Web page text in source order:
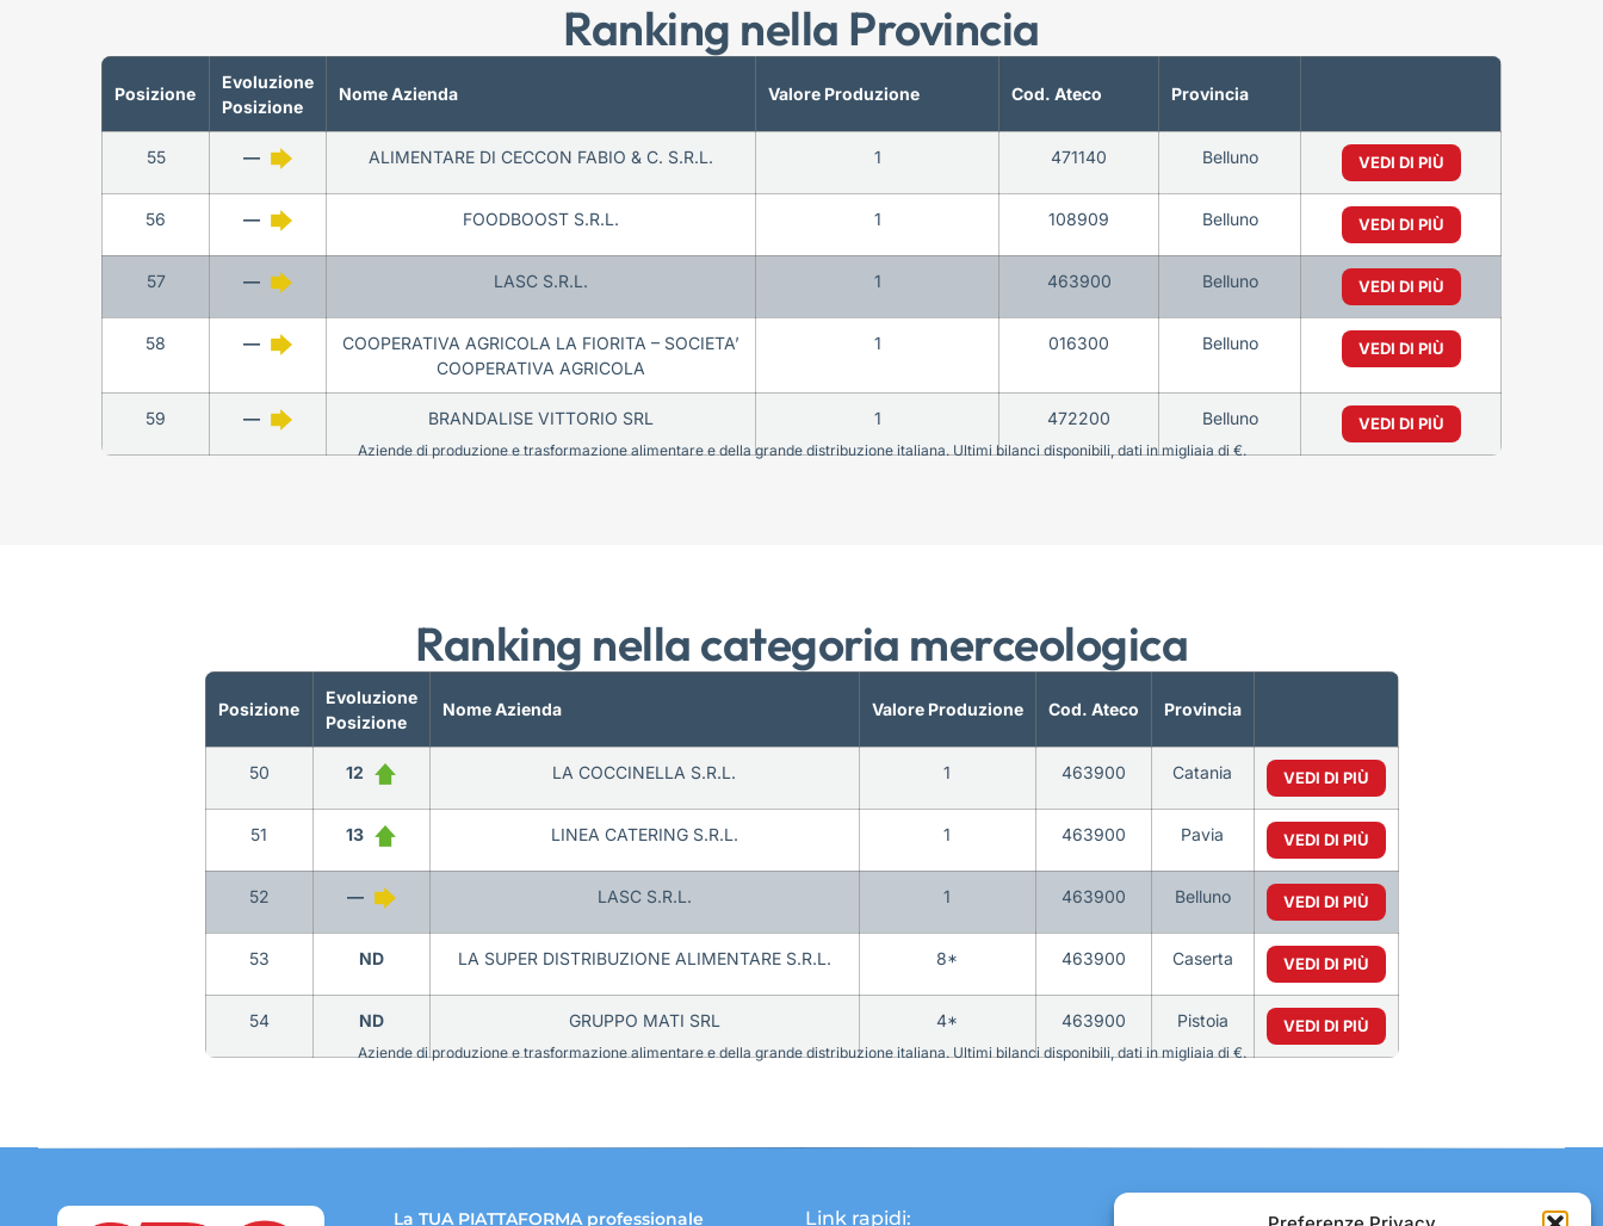
Ranking nella Provincia
Posizione
Evoluzione
Posizione
Nome Azienda Valore Produzione Cod. Ateco Provincia
55 — ALIMENTARE DI CECCON FABIO & C. S.R.L. 1 471140 Belluno VEDI DI PIÙ
56 — FOODBOOST S.R.L. 1 108909 Belluno VEDI DI PIÙ
57 — LASC S.R.L. 1 463900 Belluno VEDI DI PIÙ
58 —
COOPERATIVA AGRICOLA LA FIORITA – SOCIETA’
COOPERATIVA AGRICOLA
1 016300 Belluno VEDI DI PIÙ
59 — BRANDALISE VITTORIO SRL 1 472200 Belluno VEDI DI PIÙ
Aziende di produzione e trasformazione alimentare e della grande distribuzione italiana. Ultimi bilanci disponibili, dati in migliaia di €.
Ranking nella categoria merceologica
Posizione
Evoluzione
Posizione
Nome Azienda Valore Produzione Cod. Ateco Provincia
50 12 LA COCCINELLA S.R.L. 1 463900 Catania VEDI DI PIÙ
51 13 LINEA CATERING S.R.L. 1 463900 Pavia VEDI DI PIÙ
52 — LASC S.R.L. 1 463900 Belluno VEDI DI PIÙ
53 ND LA SUPER DISTRIBUZIONE ALIMENTARE S.R.L. 8* 463900 Caserta VEDI DI PIÙ
54 ND GRUPPO MATI SRL 4* 463900 Pistoia VEDI DI PIÙ
Aziende di produzione e trasformazione alimentare e della grande distribuzione italiana. Ultimi bilanci disponibili, dati in migliaia di €.
La TUA PIATTAFORMA professionale Link rapidi: